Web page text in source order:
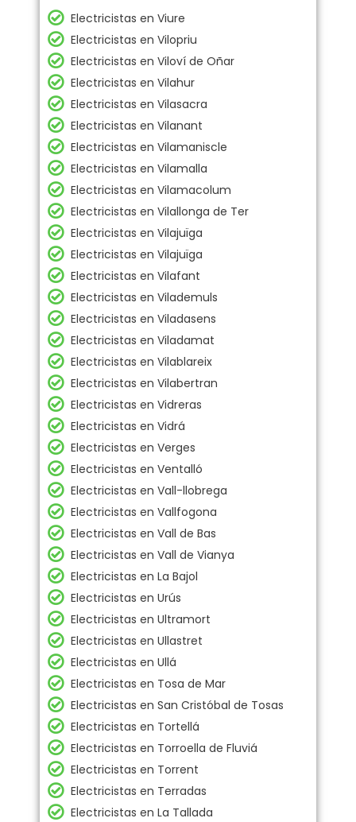
Electricistas en Viure
Electricistas en Vilopriu
Electricistas en Viloví de Oñar
Electricistas en Vilahur
Electricistas en Vilasacra
Electricistas en Vilanant
Electricistas en Vilamaniscle
Electricistas en Vilamalla
Electricistas en Vilamacolum
Electricistas en Vilallonga de Ter
Electricistas en Vilajuïga
Electricistas en Vilajuïga
Electricistas en Vilafant
Electricistas en Vilademuls
Electricistas en Viladasens
Electricistas en Viladamat
Electricistas en Vilablareix
Electricistas en Vilabertran
Electricistas en Vidreras
Electricistas en Vidrá
Electricistas en Verges
Electricistas en Ventalló
Electricistas en Vall-llobrega
Electricistas en Vallfogona
Electricistas en Vall de Bas
Electricistas en Vall de Vianya
Electricistas en La Bajol
Electricistas en Urús
Electricistas en Ultramort
Electricistas en Ullastret
Electricistas en Ullá
Electricistas en Tosa de Mar
Electricistas en San Cristóbal de Tosas
Electricistas en Tortellá
Electricistas en Torroella de Fluviá
Electricistas en Torrent
Electricistas en Terradas
Electricistas en La Tallada